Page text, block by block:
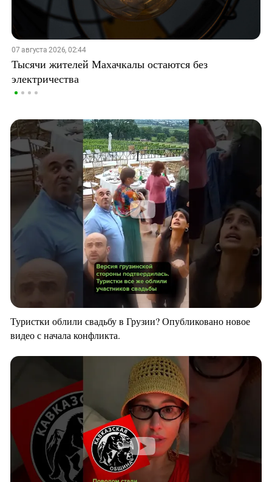
07 августа 2026, 02:44
Тысячи жителей Махачкалы остаются без
электричества
Туристки облили свадьбу в Грузии? Опубликовано новое
видео с начала конфликта.